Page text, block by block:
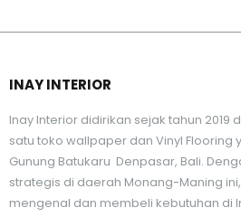
INAY INTERIOR
Inay Interior didirikan sejak tahun 2019
satu toko wallpaper dan Vinyl Flooring
Gunung Batukaru Denpasar, Bali.
strategis di daerah Monang-Maning
mengenal dan membeli kebutuhan di